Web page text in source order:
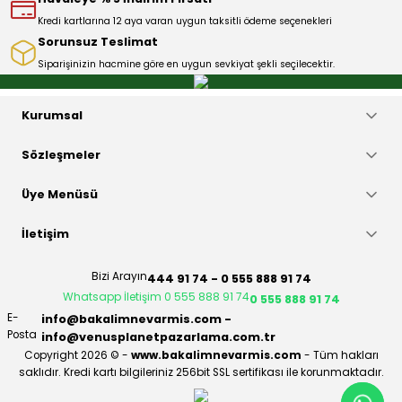
Kredi kartlarına 12 aya varan uygun taksitli ödeme seçenekleri
Sorunsuz Teslimat
Siparişinizin hacmine göre en uygun sevkiyat şekli seçilecektir.
Kurumsal
Sözleşmeler
Üye Menüsü
İletişim
Bizi Arayın444 91 74 - 0 555 888 91 74
Whatsapp İletişim 0 555 888 91 740 555 888 91 74
E-
Posta
info@bakalimnevarmis.com -
info@venusplanetpazarlama.com.tr
Copyright 2026 © - www.bakalimnevarmis.com - Tüm hakları
saklıdır. Kredi kartı bilgileriniz 256bit SSL sertifikası ile korunmaktadır.